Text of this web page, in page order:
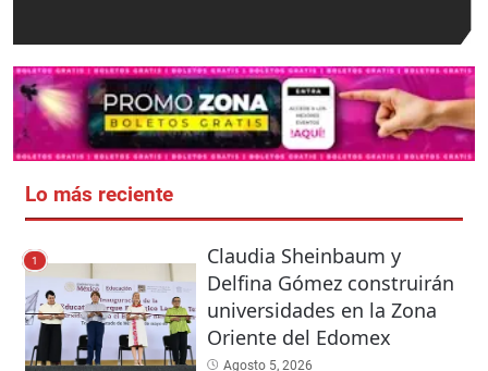
Lo más reciente
1
Claudia Sheinbaum y
Delfina Gómez construirán
universidades en la Zona
Oriente del Edomex
Agosto 5, 2026